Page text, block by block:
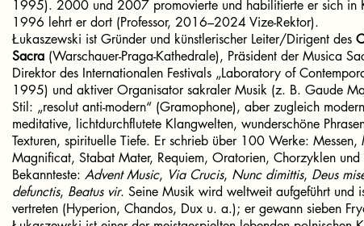
1995). 2000 und 2007 promovierte und habilitierte er sich in
1996 lehrt er dort (Professor, 2016–2024 Vize-Rektor).
Łukaszewski ist Gründer und künstlerischer Leiter/Dirigent des
Sacra(Warschauer-Praga-Kathedrale), Präsident der Musica
Direktor des Internationalen Festivals „Laboratory of
1995) und aktiver Organisator sakraler Musik (z. B. Gaude
Stil: „resolut anti-modern“ (Gramophone), aber zugleich
meditative, lichtdurchflutete Klangwelten, wunderschöne
Texturen, spirituelle Tiefe. Er schrieb über 100 Werke: Messen,
Magnificat, Stabat Mater, Requiem, Oratorien, Chorzyklen und
Bekannteste: Advent Music, Via Crucis, Nunc dimittis, Deus
defunctis, Beatus vir. Seine Musik wird weltweit aufgeführt und
vertreten (Hyperion, Chandos, Dux u. a.); er gewann sieben